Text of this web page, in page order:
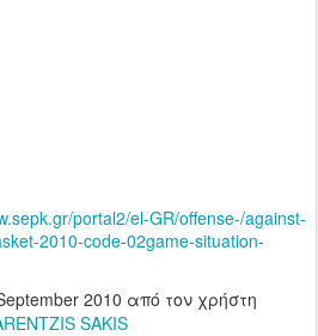
portal2/el-GR/offense-/against-
2010-code-02game-situation-
2010 από τον χρήστη
SAKIS